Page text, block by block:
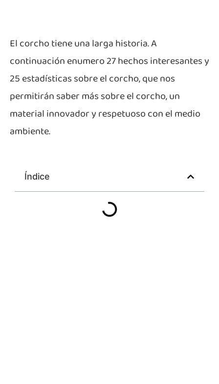
El corcho tiene una larga historia. A
continuación enumero 27 hechos interesantes y
25 estadísticas sobre el corcho, que nos
permitirán saber más sobre el corcho, un
material innovador y respetuoso con el medio
ambiente.
Índice